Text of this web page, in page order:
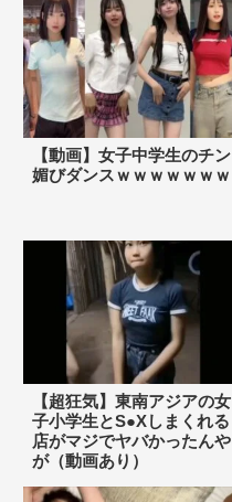
【動画】女子中学生のチン
媚びダンスｗｗｗｗｗｗｗ
【超狂気】東南アジアの女
子小学生とS●Xしまくれる
店がマジでヤバかったんや
が（動画あり）